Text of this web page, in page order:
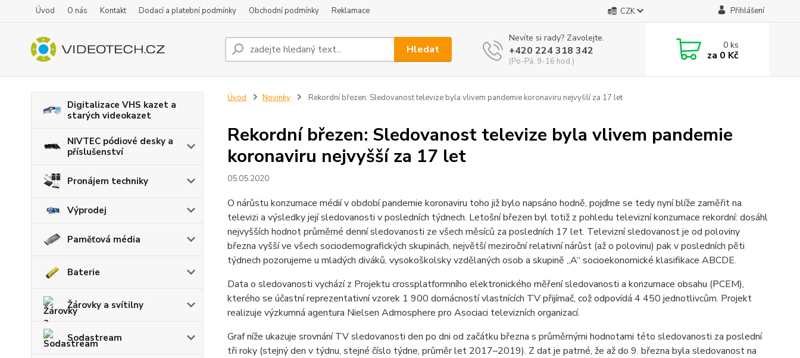
Úvod O nás Kontakt Dodací a platební podmínky Obchodní podmínky Reklamace CZK Přihlášení
Hledat
Nevíte si rady? Zavolejte.
+420 224 318 342
(Po-Pá, 9-16 hod.)
0ks
za 0 Kč
Digitalizace VHS kazet a
starých videokazet
NIVTEC pódiové desky a
příslušenství
Pronájem techniky
Výprodej
Paměťová média
Baterie
Žárovky a svítilny
Sodastream
Úvod Novinky Rekordní březen: Sledovanost televize byla vlivem pandemie koronaviru nejvyšší za 17 let
Rekordní březen: Sledovanost televize byla vlivem pandemie
koronaviru nejvyšší za 17 let
05.05.2020
O nárůstu konzumace médií v období pandemie koronaviru toho již bylo napsáno hodně, pojďme se tedy nyní blíže zaměřit na
televizi a výsledky její sledovanosti v posledních týdnech. Letošní březen byl totiž z pohledu televizní konzumace rekordní: dosáhl
nejvyšších hodnot průměrné denní sledovanosti ze všech měsíců za posledních 17 let. Televizní sledovanost je od poloviny
března vyšší ve všech sociodemografických skupinách, největší meziroční relativní nárůst (až o polovinu) pak v posledních pěti
týdnech pozorujeme u mladých diváků, vysokoškolsky vzdělaných osob a skupině „A“ socioekonomické klasifikace ABCDE.
Data o sledovanosti vychází z Projektu crossplatformního elektronického měření sledovanosti a konzumace obsahu (PCEM),
kterého se účastní reprezentativní vzorek 1 900 domácností vlastnících TV přijímač, což odpovídá 4 450 jednotlivcům. Projekt
realizuje výzkumná agentura Nielsen Admosphere pro Asociaci televizních organizací.
Graf níže ukazuje srovnání TV sledovanosti den po dni od začátku března s průměrnými hodnotami této sledovanosti za poslední
tři roky (stejný den v týdnu, stejné číslo týdne, průměr let 2017–2019). Z dat je patrné, že až do 9. března byla sledovanost na